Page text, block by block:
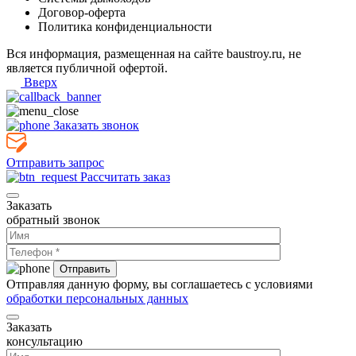
Договор-оферта
Политика конфиденциальности
Вся информация, размещенная на сайте baustroy.ru, не
является публичной офертой.
Вверх
Заказать звонок
Отправить запрос
Рассчитать заказ
Заказать
обратный звонок
Отправляя данную форму, вы соглашаетесь с условиями
обработки персональных данных
Заказать
консультацию